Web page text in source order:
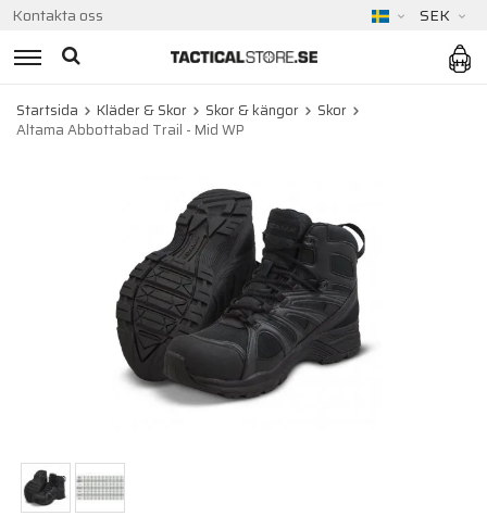
Kontakta oss SEK
Startsida Kläder & Skor Skor & kängor
Skor
Altama Abbottabad Trail - Mid WP